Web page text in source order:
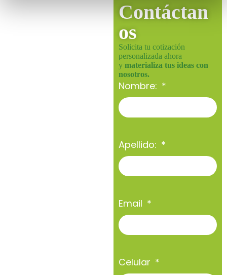
Contáctan
os
Solicita tu cotización
personalizada ahora
y materializa tus ideas con
nosotros.
Nombre:
Apellido:
Email
Celular